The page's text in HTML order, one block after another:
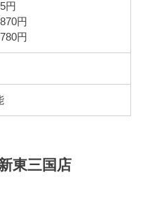
円
円
円
東三国店